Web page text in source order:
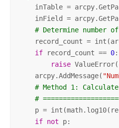
inTable =
inField =
# Determine number
record_count =
if record_count == 0:
raise ValueError(
    arcpy.AddMessage(
# Method 1:
#
p =
if not p: